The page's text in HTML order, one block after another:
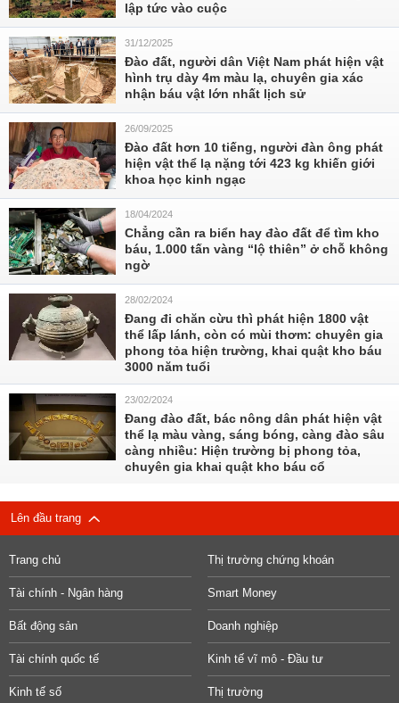
lập tức vào cuộc
31/12/2025
Đào đất, người dân Việt Nam phát hiện vật
hình trụ dày 4m màu lạ, chuyên gia xác
nhận báu vật lớn nhất lịch sử
26/09/2025
Đào đất hơn 10 tiếng, người đàn ông phát
hiện vật thể lạ nặng tới 423 kg khiến giới
khoa học kinh ngạc
18/04/2024
Chẳng cần ra biển hay đào đất để tìm kho
báu, 1.000 tấn vàng “lộ thiên” ở chỗ không
ngờ
28/02/2024
Đang đi chăn cừu thì phát hiện 1800 vật
thể lấp lánh, còn có mùi thơm: chuyên gia
phong tỏa hiện trường, khai quật kho báu
3000 năm tuổi
23/02/2024
Đang đào đất, bác nông dân phát hiện vật
thể lạ màu vàng, sáng bóng, càng đào sâu
càng nhiều: Hiện trường bị phong tỏa,
chuyên gia khai quật kho báu cổ
Lên đầu trang
Trang chủ Thị trường chứng khoán
Tài chính - Ngân hàng Smart Money
Bất động sản Doanh nghiệp
Tài chính quốc tế Kinh tế vĩ mô - Đầu tư
Kinh tế số Thị trường